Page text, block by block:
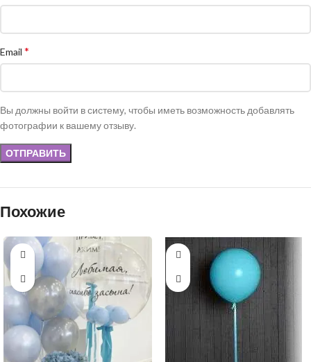
Email *
Вы должны войти в систему, чтобы иметь возможность добавлять
фотографии к вашему отзыву.
Похожие